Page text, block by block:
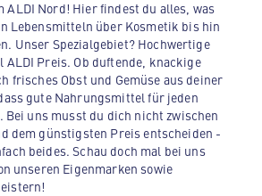
ALDI Nord! Hier findest du alles, was
Lebensmitteln über Kosmetik bis hin
Unser Spezialgebiet? Hochwertige
ALDI Preis. Ob duftende, knackige
frisches Obst und Gemüse aus deiner
gute Nahrungsmittel für jeden
Bei uns musst du dich nicht zwischen
dem günstigsten Preis entscheiden -
beides. Schau doch mal bei uns
unseren Eigenmarken sowie